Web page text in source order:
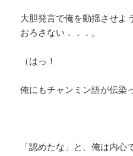
大胆発言で俺を動揺させよ
おろさない．．．。
（はっ！
俺にもチャンミン語が伝染
「認めたな」と、俺は内心